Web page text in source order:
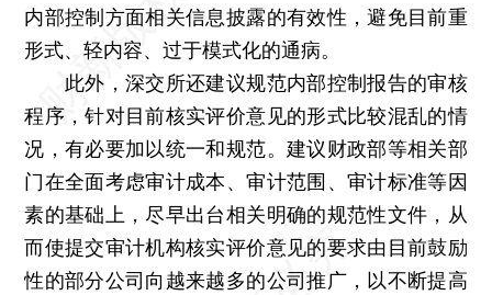
内部控制方面相关信息披露的有效性，避免目前重
形式、轻内容、过于模式化的通病。
此外，深交所还建议规范内部控制报告的审核
程序，针对目前核实评价意见的形式比较混乱的情
况，有必要加以统一和规范。建议财政部等相关部
门在全面考虑审计成本、审计范围、审计标准等因
素的基础上，尽早出台相关明确的规范性文件，从
而使提交审计机构核实评价意见的要求由目前鼓励
性的部分公司向越来越多的公司推广，以不断提高